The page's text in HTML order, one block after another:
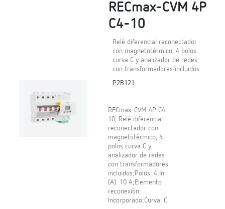
RECmax-CVM 4P
C4-10
Relé diferencial reconectador
con magnetotérmico, 4 polos
curva C y analizador de redes
con transformadores incluidos
P2B121.
RECmax-CVM 4P C4-
10, Relé diferencial
reconectador con
magnetotérmico, 4
polos curva C y
analizador de redes
con transformadores
incluidos;Polos: 4;In
(A): 10 A;Elemento
reconexión:
Incorporado;Curva: C